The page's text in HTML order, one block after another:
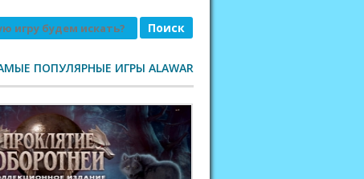
ПОПУЛЯРНЫЕ ИГРЫ ALAWAR